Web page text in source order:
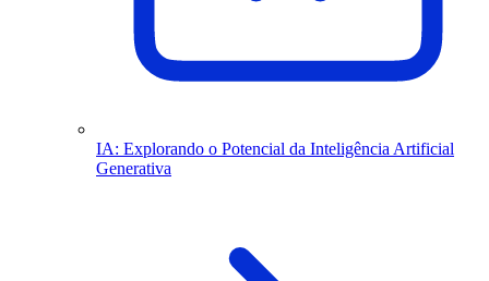
IA: Explorando o Potencial da Inteligência Artificial
Generativa